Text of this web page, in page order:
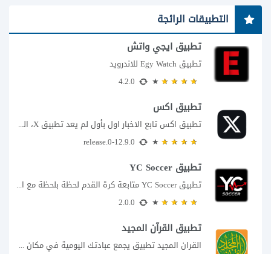
التطبيقات الرائجة
تطبيق ايجي واتش
تطبيق Egy Watch للاندرويد
تطبيق اكس
تطبيق اكس تابع الاخبار اول بأول لم يعد تطبيق X، المعروف سابقا باسم تويتر،...
تطبيق YC Soccer
تطبيق YC Soccer متابعة كرة القدم لحظة بلحظة مع اقتراب مباراة مصر والأرجنتين في...
تطبيق القرآن المجيد
القران المجيد تطبيق يجمع عبادتك اليومية في مكان واحد إذا كنت تبحث عن تطبيق...